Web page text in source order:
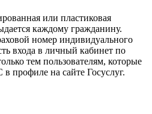
или пластиковая
каждому гражданину.
номер индивидуального
входа в личный кабинет по
тем пользователям, которые
профиле на сайте Госуслуг.